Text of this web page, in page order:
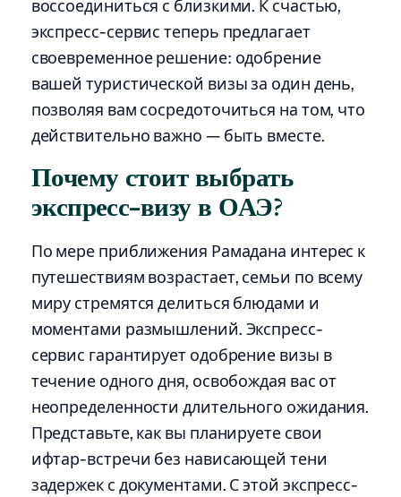
воссоединиться с близкими. К счастью,
экспресс-сервис теперь предлагает
своевременное решение: одобрение
вашей туристической визы за один день,
позволяя вам сосредоточиться на том, что
действительно важно — быть вместе.
Почему стоит выбрать
экспресс-визу в ОАЭ?
По мере приближения Рамадана интерес к
путешествиям возрастает, семьи по всему
миру стремятся делиться блюдами и
моментами размышлений. Экспресс-
сервис гарантирует одобрение визы в
течение одного дня, освобождая вас от
неопределенности длительного ожидания.
Представьте, как вы планируете свои
ифтар-встречи без нависающей тени
задержек с документами. С этой экспресс-